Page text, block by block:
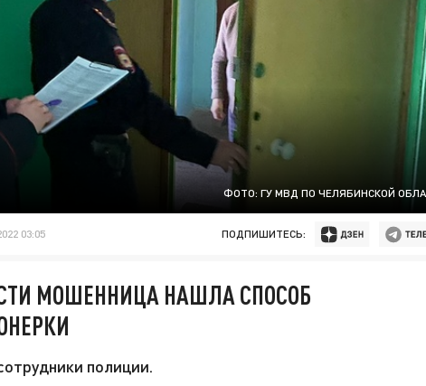
ФОТО: ГУ МВД ПО ЧЕЛЯБИНСКОЙ
03:05 ПОДПИШИТЕСЬ:
МОШЕННИЦА НАШЛА СПОСОБ
полиции.